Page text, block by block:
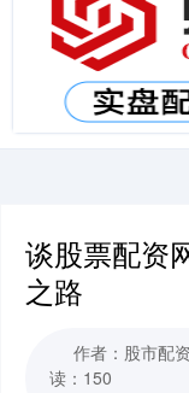
谈股票配资
之路
作者：股市配
读：150